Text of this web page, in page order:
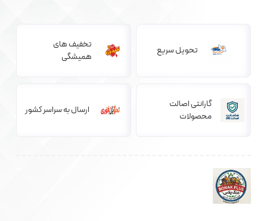
تحویل سریع
تخفیف های
همیشگی
گارانتی اصالت
محصولات
ارسال به سراسر کشور